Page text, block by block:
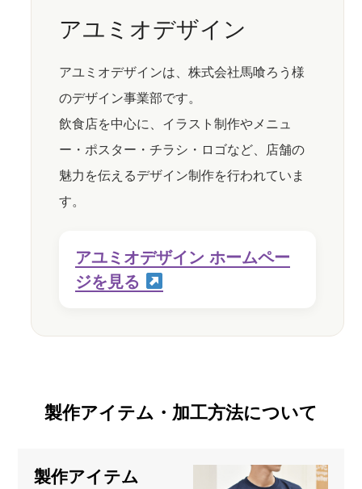
アユミオデザイン
アユミオデザインは、株式会社馬喰ろう様
のデザイン事業部です。
飲食店を中心に、イラスト制作やメニュ
ー・ポスター・チラシ・ロゴなど、店舗の
魅力を伝えるデザイン制作を行われていま
す。
アユミオデザイン ホームペー
ジを見る
製作アイテム・加工方法について
製作アイテム